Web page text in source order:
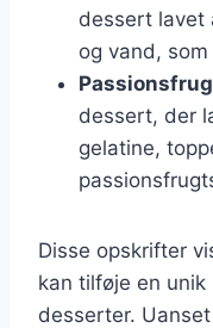
dessert lavet
og vand,
dessert, der
gelatine,
Disse opskrifter
kan tilføje en
desserter.